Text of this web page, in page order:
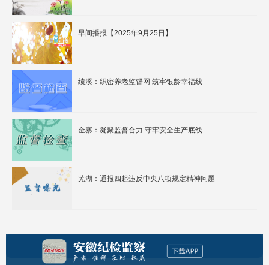
早间播报【2025年9月25日】
绩溪：织密养老监督网 筑牢银龄幸福线
金寨：凝聚监督合力 守牢安全生产底线
芜湖：通报四起违反中央八项规定精神问题